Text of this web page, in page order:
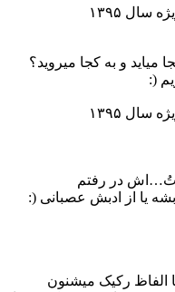
۱۳۹۵
میاید و به کجا میروید؟
(:
۱۳۹۵
تُ…اش در رفتم
یا از ادبش عصبانی (:
الفاظ رکیک میشنون